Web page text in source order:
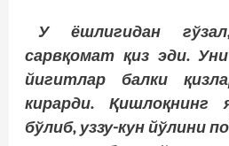
У ёшлигидан
сарвқомат қиз эди.
йигитлар балки
кирарди.
бўлиб, уззу-кун йўлини